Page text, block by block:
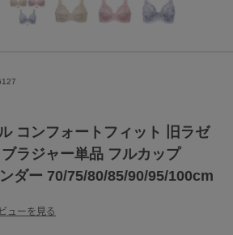
コンフォートフィット 旧ラゼ
ラジャー単品 フルカップ
ダー 70/75/80/85/90/95/100cm
ューを見る